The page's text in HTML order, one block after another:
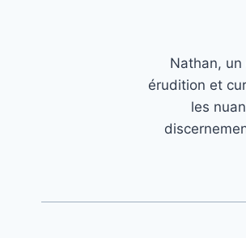
Nathan,
érudition et
les